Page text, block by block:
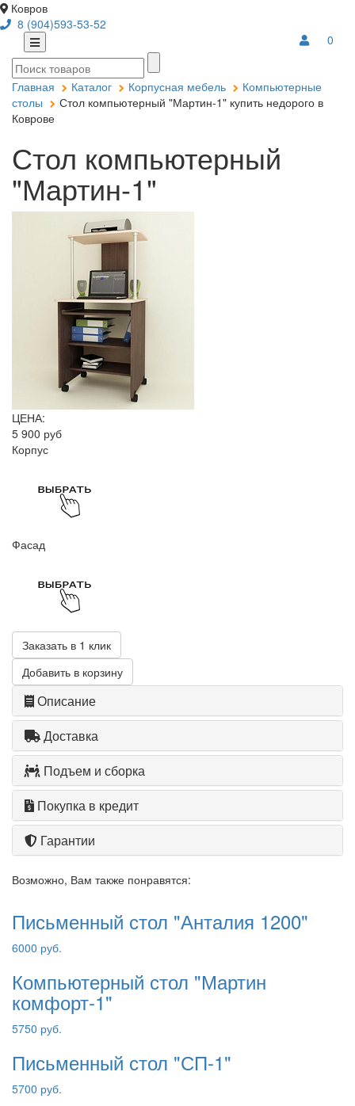
Ковров
8 (904)593-53-52
0
Главная Каталог Корпусная мебель
Компьютерные
столы
Стол компьютерный "Мартин-1" купить недорого в
Коврове
Стол компьютерный
"Мартин-1"
ЦЕНА:
5 900 руб
Корпус
Фасад
Заказать в 1 клик
Добавить в корзину
Описание
Доставка
Подъем и сборка
Покупка в кредит
Гарантии
Возможно, Вам также понравятся:
Письменный стол "Анталия 1200"
6000 руб.
Компьютерный стол "Мартин
комфорт-1"
5750 руб.
Письменный стол "СП-1"
5700 руб.